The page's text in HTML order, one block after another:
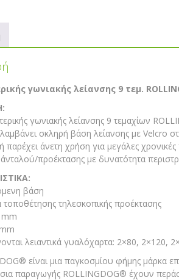
γωνιακής λείανσης 9 τεμ.
γωνιακής λείανσης 9 τεμαχίων
σκληρή βάση λείανσης με Velcro
παρέχει άνετη χρήση για μεγάλες
προέκτασης με δυνατότητα
βάση
τοποθέτησης τηλεσκοπικής προέκτασης
λειαντικά γυαλόχαρτα: 2×80, 2×120,
είναι μια παγκοσμίου φήμης μάρκα
παραγωγής ROLLINGDOG® έχουν